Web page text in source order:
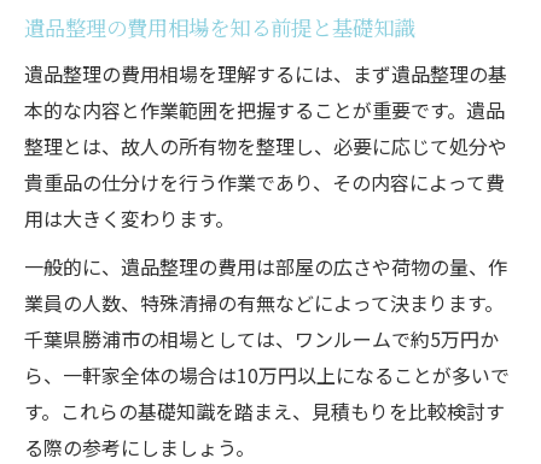
遺品整理で家の片付けを効率化するコツと
は
家の片付けに必要な遺品整理の準備と流れ
遺品整理に強い業者を選ぶためのポイント
家の片付け時に考える遺品整理の仕分け方
遺品整理で失敗しないための片付け手順
遺品整理を検討するなら費用の内訳に注目
遺品整理の費用内訳はどこまで含まれるか
解説
家の片付け費用に追加料金が発生するケー
遺品整理の費用相場を知る前提と基礎知識
遺品整理の費用相場を理解するには、まず遺品整理の基
本的な内容と作業範囲を把握することが重要です。遺品
整理とは、故人の所有物を整理し、必要に応じて処分や
貴重品の仕分けを行う作業であり、その内容によって費
用は大きく変わります。
一般的に、遺品整理の費用は部屋の広さや荷物の量、作
業員の人数、特殊清掃の有無などによって決まります。
千葉県勝浦市の相場としては、ワンルームで約5万円か
ら、一軒家全体の場合は10万円以上になることが多いで
す。これらの基礎知識を踏まえ、見積もりを比較検討す
る際の参考にしましょう。